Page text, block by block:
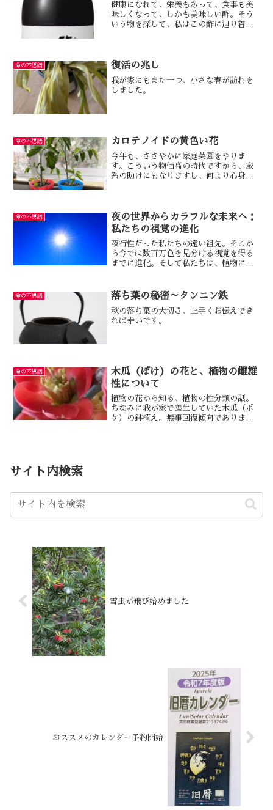
健康になれて、栄養もあって、食事も美
味しくなって、しかも美味しい酢。そう
いう物を探して、私はこの酢に辿り着き
命の不思議 復活の兆し
我が家にもまた一つ、小さな春が訪れを
しました。
命の不思議 カロテノイドの黄色い花
今年も、ささやかに家庭菜園をやりま
す。こういう物価高の時代ですから、家
系の助けにもなりますし、何より心身の
命の不思議
夜の世界からカラフルな未来へ：
私たちの視覚の進化
夜行性だった私たちの遠い祖先。そこか
ら今では数百万色を見分ける視覚を得る
までに進化。そして私たちは、植物に癒
命の不思議 落ち葉の秘密～タンニン鉄
秋の落ち葉の大切さ、上手くお伝えでき
れば幸いです。
命の不思議
木瓜（ぼけ）の花と、植物の雌雄
性について
植物の花から知る、植物の性分類の話。
ちなみに我が家で養生していた木瓜（ボ
ケ）の鉢植え。無事回復傾向であります
サイト内検索
雪虫が飛び始めました
おススメのカレンダー予約開始